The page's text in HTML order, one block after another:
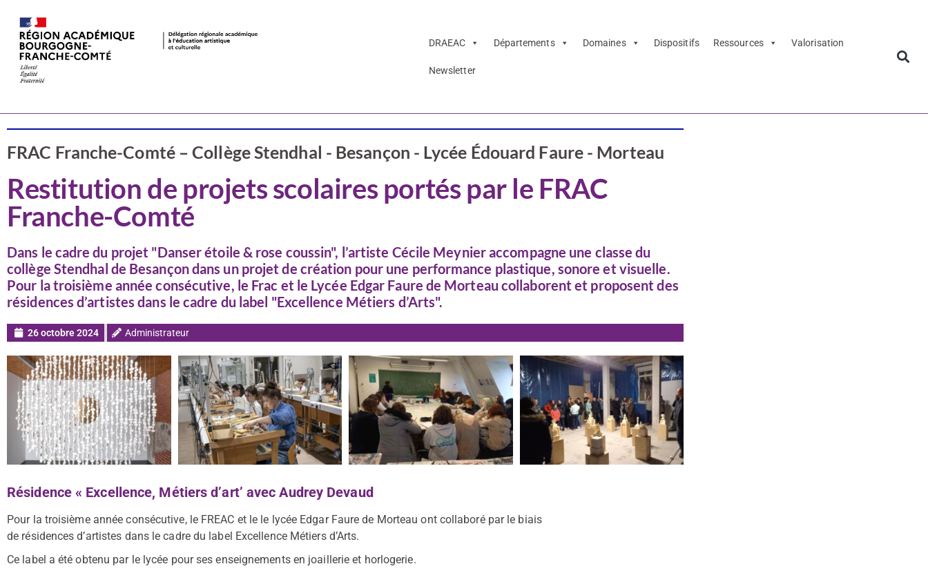
DRAEAC Départements Domaines Dispositifs Ressources Valorisation
Newsletter
FRAC Franche-Comté – Collège Stendhal - Besançon - Lycée Édouard Faure - Morteau
Restitution de projets scolaires portés par le FRAC
Franche-Comté
Dans le cadre du projet "Danser étoile & rose coussin", l’artiste Cécile Meynier accompagne une classe du
collège Stendhal de Besançon dans un projet de création pour une performance plastique, sonore et visuelle.
Pour la troisième année consécutive, le Frac et le Lycée Edgar Faure de Morteau collaborent et proposent des
résidences d’artistes dans le cadre du label "Excellence Métiers d’Arts".
26 octobre 2024 Administrateur
Résidence « Excellence, Métiers d’art’ avec Audrey Devaud
Pour la troisième année consécutive, le FREAC et le le lycée Edgar Faure de Morteau ont collaboré par le biais
de résidences d’artistes dans le cadre du label Excellence Métiers d’Arts.
Ce label a été obtenu par le lycée pour ses enseignements en joaillerie et horlogerie.